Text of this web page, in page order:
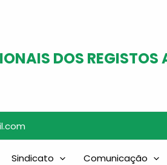
DOS
Sindicato Comunicação